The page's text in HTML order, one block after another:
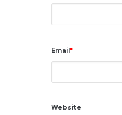
Email
Website